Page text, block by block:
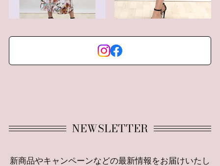
NEWSLETTER
新商品やキャンペーンなどの最新情報をお届けいたし